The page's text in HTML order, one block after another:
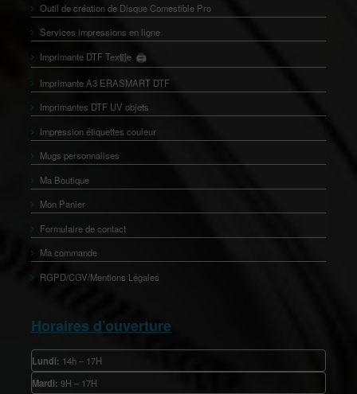
Outil de création de Disque Comestible Pro
Services impressions en ligne
Imprimante DTF Textile 🖨️
👕
Imprimante A3 ERASMART DTF
Imprimantes DTF UV objets
Impression étiquettes couleur
Mugs personnalises
Ma Boutique
Mon Panier
Formulaire de contact
Ma commande
RGPD/CGV/Mentions Légales
Horaires d’ouverture
Lundi: 14h – 17H
Mardi: 9H – 17H